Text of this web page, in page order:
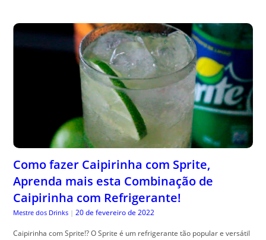
Como fazer Caipirinha com Sprite,
Aprenda mais esta Combinação de
Caipirinha com Refrigerante!
Mestre dos Drinks | 20 de fevereiro de 2022
Caipirinha com Sprite!? O Sprite é um refrigerante tão popular e versátil